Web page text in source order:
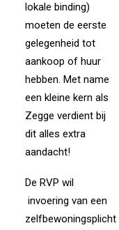
lokale binding)
moeten de eerste
gelegenheid tot
aankoop of huur
hebben. Met name
een kleine kern als
Zegge verdient bij
dit alles extra
aandacht!
De RVP wil
invoering van een
zelfbewoningsplicht